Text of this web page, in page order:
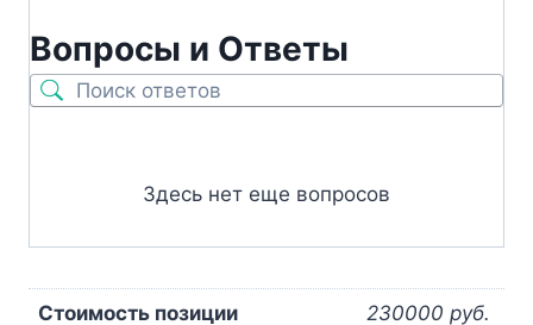
Вопросы и Ответы
Здесь нет еще вопросов
Стоимость позиции 230000 руб.